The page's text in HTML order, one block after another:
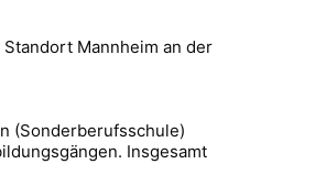
Mannheim an der
(Sonderberufsschule)
Insgesamt